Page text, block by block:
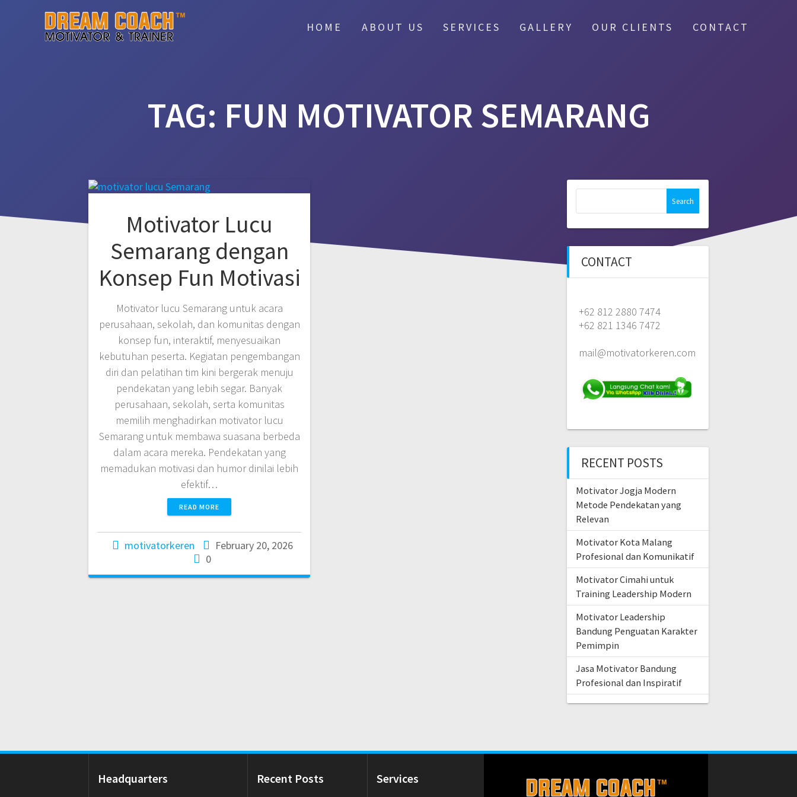
HOME ABOUT US SERVICES GALLERY OUR CLIENTS CONTACT
TAG: FUN MOTIVATOR SEMARANG
Motivator Lucu
Semarang dengan
Konsep Fun Motivasi
Motivator lucu Semarang untuk acara
perusahaan, sekolah, dan komunitas dengan
konsep fun, interaktif, menyesuaikan
kebutuhan peserta. Kegiatan pengembangan
diri dan pelatihan tim kini bergerak menuju
pendekatan yang lebih segar. Banyak
perusahaan, sekolah, serta komunitas
memilih menghadirkan motivator lucu
Semarang untuk membawa suasana berbeda
dalam acara mereka. Pendekatan yang
memadukan motivasi dan humor dinilai lebih
efektif…
READ MORE
motivatorkeren
February 20, 2026
0
CONTACT
+62 812 2880 7474
+62 821 1346 7472
mail@motivatorkeren.com
RECENT POSTS
Motivator Jogja Modern
Metode Pendekatan yang
Relevan
Motivator Kota Malang
Profesional dan Komunikatif
Motivator Cimahi untuk
Training Leadership Modern
Motivator Leadership
Bandung Penguatan Karakter
Pemimpin
Jasa Motivator Bandung
Profesional dan Inspiratif
Headquarters Recent Posts Services